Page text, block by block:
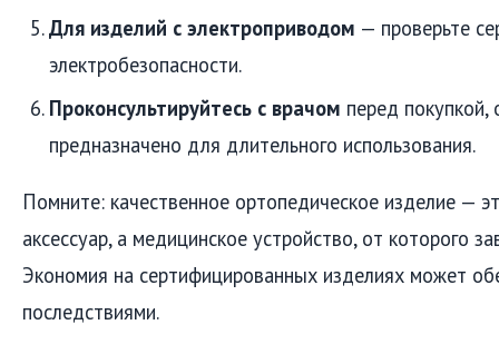
Для изделий с электроприводом — проверьте
электробезопасности.
Проконсультируйтесь с врачом перед покупкой,
предназначено для длительного использования.
Помните: качественное ортопедическое изделие —
аксессуар, а медицинское устройство, от которого
Экономия на сертифицированных изделиях может
последствиями.